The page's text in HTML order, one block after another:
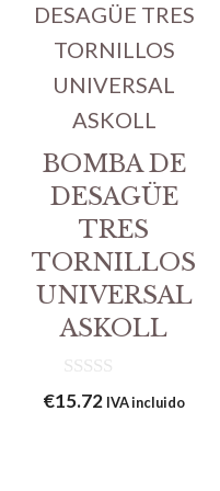
BOMBA DE
DESAGÜE
TRES
TORNILLOS
UNIVERSAL
ASKOLL
0
d
€15.72 IVA incluido